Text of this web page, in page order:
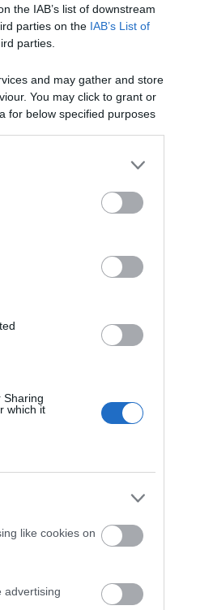
the IAB’s list of downstream
parties on the IAB’s List of
parties.
and may gather and store
You may click to grant or
for below specified purposes
Sharing
which it
like cookies on
advertising
18/08/2021 18:09
servizi,
28/08/2019 22:16
20/09/2018 12:10
nic. Molto
l'antica chiesa
Lombardia
Area
A levar
Emilia
Sardegna